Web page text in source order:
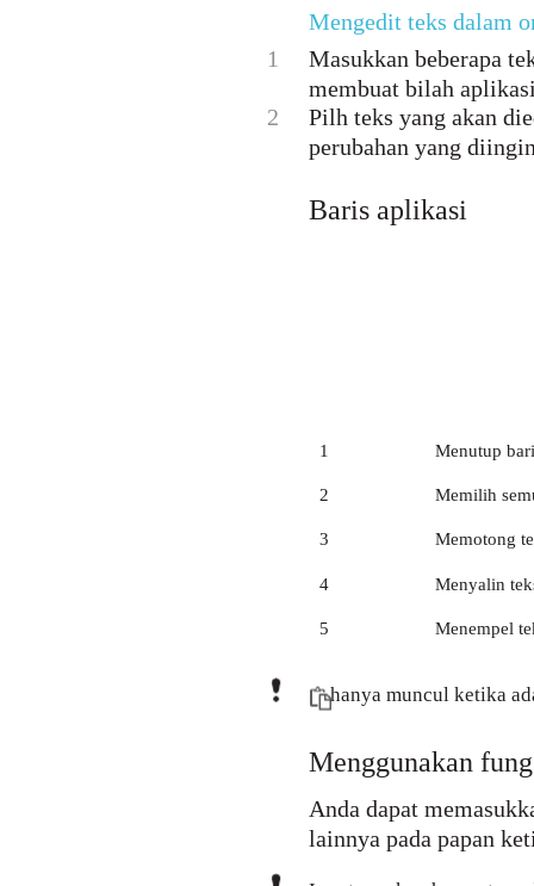
Mengedit teks dalam
1
Masukkan beberapa
membuat bilah
2
Pilh teks yang akan
perubahan yang
Baris aplikasi
1 Menutup
2 Memilih
3 Memotong
4 Menyalin
5 Menempel
hanya muncul ketika
Menggunakan
Anda dapat
lainnya pada papan